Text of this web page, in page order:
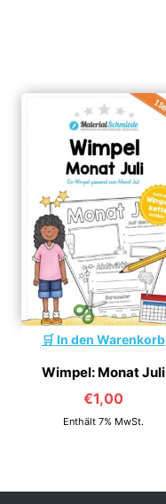
In den Warenkorb
Wimpel: Monat Juli
€1,00
Enthält 7% MwSt.